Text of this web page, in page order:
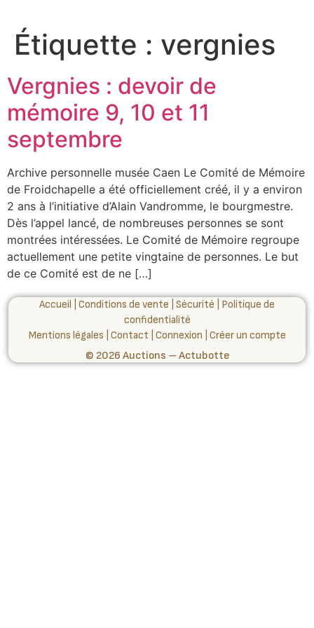
Étiquette : vergnies
Vergnies : devoir de
mémoire 9, 10 et 11
septembre
Archive personnelle musée Caen Le Comité de Mémoire
de Froidchapelle a été officiellement créé, il y a environ
2 ans à l’initiative d’Alain Vandromme, le bourgmestre.
Dès l’appel lancé, de nombreuses personnes se sont
montrées intéressées. Le Comité de Mémoire regroupe
actuellement une petite vingtaine de personnes. Le but
de ce Comité est de ne […]
Accueil Conditions de vente Sécurité
Politique de
confidentialité
Mentions légales Contact Connexion Créer un compte
© 2026 Auctions – Actubotte